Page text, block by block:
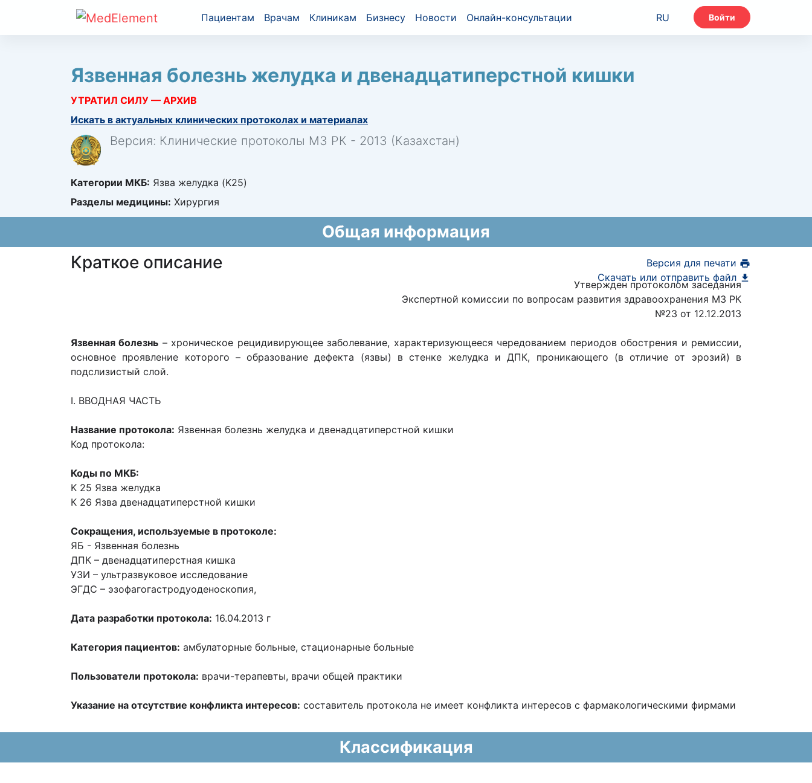
Пациентам Врачам Клиникам Бизнесу Новости Онлайн-консультации RU Войти
Язвенная болезнь желудка и двенадцатиперстной кишки
УТРАТИЛ СИЛУ — АРХИВ
Искать в актуальных клинических протоколах и материалах
Версия: Клинические протоколы МЗ РК - 2013 (Казахстан)
Категории МКБ: Язва желудка (K25)
Разделы медицины: Хирургия
Общая информация
Версия для печати
Скачать или отправить файл
Краткое описание
Утвержден протоколом заседания
Экспертной комиссии по вопросам развития здравоохранения МЗ РК
№23 от 12.12.2013
Язвенная болезнь – хроническое рецидивирующее заболевание, характеризующееся чередованием периодов обострения и ремиссии,
основное проявление которого – образование дефекта (язвы) в стенке желудка и ДПК, проникающего (в отличие от эрозий) в
подслизистый слой.
I. ВВОДНАЯ ЧАСТЬ
Название протокола: Язвенная болезнь желудка и двенадцатиперстной кишки
Код протокола:
Коды по МКБ:
K 25 Язва желудка
К 26 Язва двенадцатиперстной кишки
Сокращения, используемые в протоколе:
ЯБ - Язвенная болезнь
ДПК – двенадцатиперстная кишка
УЗИ – ультразвуковое исследование
ЭГДС – эзофагогастродуоденоскопия,
Дата разработки протокола: 16.04.2013 г
Категория пациентов: амбулаторные больные, стационарные больные
Пользователи протокола: врачи-терапевты, врачи общей практики
Указание на отсутствие конфликта интересов: составитель протокола не имеет конфликта интересов с фармакологическими фирмами
Классификация